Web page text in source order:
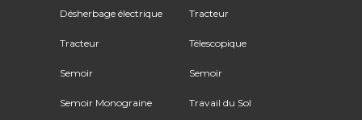
Désherbage électrique
Tracteur
Semoir
Semoir Monograine
Tracteur
Télescopique
Semoir
Travail du Sol